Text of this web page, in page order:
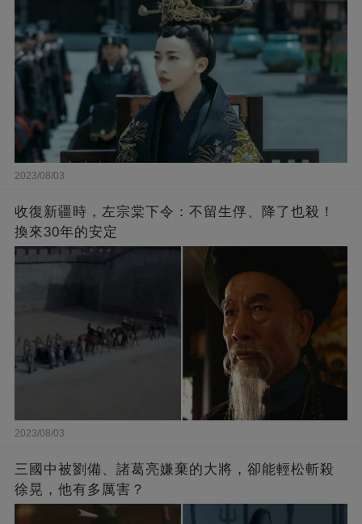
2023/08/03
收復新疆時，左宗棠下令：不留生俘、降了也殺！
換來30年的安定
2023/08/03
三國中被劉備、諸葛亮嫌棄的大將，卻能輕松斬殺
徐晃，他有多厲害？